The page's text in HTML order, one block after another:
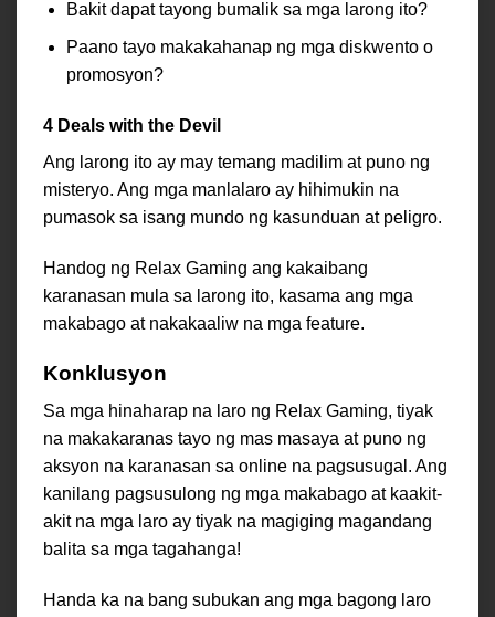
Bakit dapat tayong bumalik sa mga larong ito?
Paano tayo makakahanap ng mga diskwento o
promosyon?
4 Deals with the Devil
Ang larong ito ay may temang madilim at puno ng
misteryo. Ang mga manlalaro ay hihimukin na
pumasok sa isang mundo ng kasunduan at peligro.
Handog ng Relax Gaming ang kakaibang
karanasan mula sa larong ito, kasama ang mga
makabago at nakakaaliw na mga feature.
Konklusyon
Sa mga hinaharap na laro ng Relax Gaming, tiyak
na makakaranas tayo ng mas masaya at puno ng
aksyon na karanasan sa online na pagsusugal. Ang
kanilang pagsusulong ng mga makabago at kaakit-
akit na mga laro ay tiyak na magiging magandang
balita sa mga tagahanga!
Handa ka na bang subukan ang mga bagong laro